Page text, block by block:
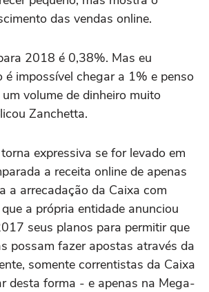
das vendas online.
2018 é 0,38%. Mas eu
é impossível chegar a 1% e penso
volume de dinheiro muito
Zanchetta.
expressiva se for levado em
a receita online de apenas
a arrecadação da Caixa com
a própria entidade anunciou
seus planos para permitir que
possam fazer apostas através da
somente correntistas da Caixa
desta forma - e apenas na Mega-